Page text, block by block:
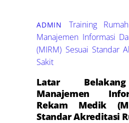
ADMIN Training
Manajemen Informasi
(MIRM) Sesuai Standar
Sakit
Latar
Manajemen
Rekam Medik
Standar Akreditasi